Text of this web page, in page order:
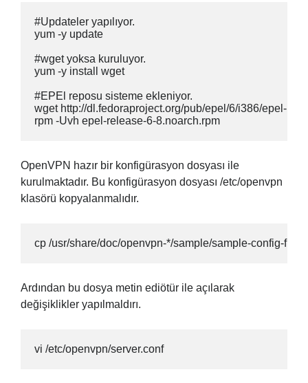
#Updateler yapılıyor.
yum -y update
#wget yoksa kuruluyor.
yum -y install wget
#EPEl reposu sisteme ekleniyor.
wget http://dl.fedoraproject.org/pub/epel/6/i386/epel-
rpm -Uvh epel-release-6-8.noarch.rpm
OpenVPN hazır bir konfigürasyon dosyası ile
kurulmaktadır. Bu konfigürasyon dosyası /etc/openvpn
klasörü kopyalanmalıdır.
cp /usr/share/doc/openvpn-*/sample/sample-config-
Ardından bu dosya metin ediötür ile açılarak
değişiklikler yapılmaldırı.
vi /etc/openvpn/server.conf